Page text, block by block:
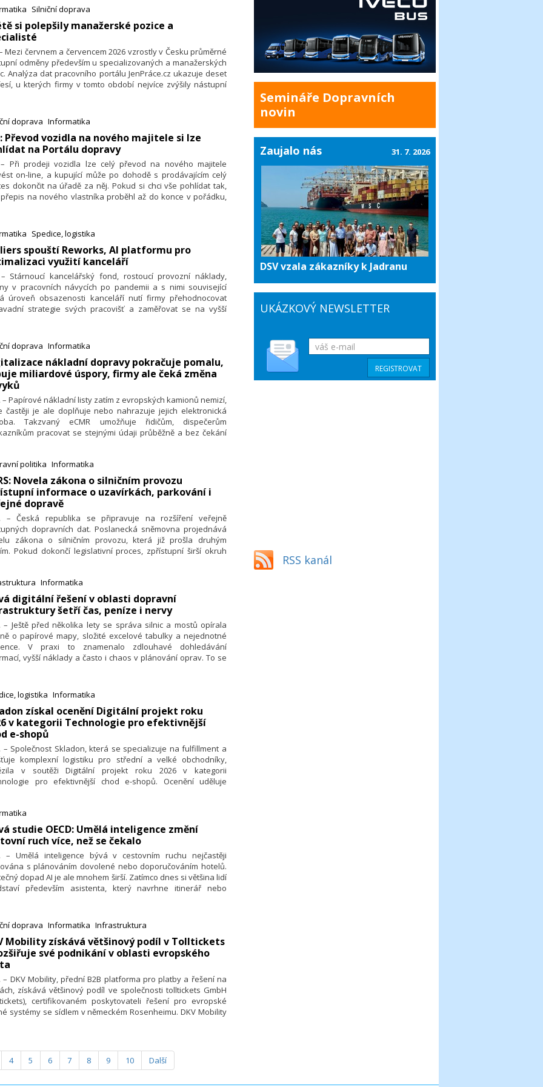
Silniční doprava
si polepšily manažerské pozice a
Mezi červnem a červencem 2026 vzrostly v Česku průměrné
odměny především u specializovaných a manažerských
Analýza dat pracovního portálu JenPráce.cz ukazuje deset
u kterých firmy v tomto období nejvíce zvýšily nástupní
si ale polepšili také zástupci vedoucích manažerů
v IT, zemědělství a autoopravárenství.
doprava Informatika
Převod vozidla na nového majitele si lze
na Portálu dopravy
– Při prodeji vozidla lze celý převod na nového majitele
on-line, a kupující může po dohodě s prodávajícím celý
dokončit na úřadě za něj. Pokud si chci vše pohlídat tak,
na nového vlastníka proběhl až do konce v pořádku,
a předejde tak tomu, že je i po prodeji auta stále ještě
v registru vozidel jako jeho provozovatel či vlastník.
na to Ministerstvo dopravy.
Spedice, logistika
spouští Reworks, AI platformu pro
využití kanceláří
Stárnoucí kancelářský fond, rostoucí provozní náklady,
v pracovních návycích po pandemii a s nimi související
úroveň obsazenosti kanceláří nutí firmy přehodnocovat
strategie svých pracovišť a zaměřovat se na vyšší
Colliers digitální platformu Reworks, která má firmám
využití kanceláří pomoci, a to výrazně rychleji a
než při využití tradičních postupů.
doprava Informatika
nákladní dopravy pokračuje pomalu,
miliardové úspory, firmy ale čeká změna
– Papírové nákladní listy zatím z evropských kamionů nemizí,
častěji je ale doplňuje nebo nahrazuje jejich elektronická
Takzvaný eCMR umožňuje řidičům, dispečerům
pracovat se stejnými údaji průběžně a bez čekání
politika Informatika
Novela zákona o silničním provozu
informace o uzavírkách, parkování i
dopravě
– Česká republika se připravuje na rozšíření veřejně
dopravních dat. Poslanecká sněmovna projednává
zákona o silničním provozu, která již prošla druhým
Pokud dokončí legislativní proces, zpřístupní širší okruh
dopravě.Informatika
digitální řešení v oblasti dopravní
šetří čas, peníze i nervy
– Ještě před několika lety se správa silnic a mostů opírala
o papírové mapy, složité excelové tabulky a nejednotné
V praxi to znamenalo zdlouhavé dohledávání
vyšší náklady a často i chaos v plánování oprav. To se
komunikací efektivně plánovat i řídit údržbu.
logistika Informatika
získal ocenění Digitální projekt roku
v kategorii Technologie pro efektivnější
e-shopů
– Společnost Skladon, která se specializuje na fulfillment a
komplexní logistiku pro střední a velké obchodníky,
v soutěži Digitální projekt roku 2026 v kategorii
pro efektivnější chod e-shopů. Ocenění uděluje
firem.
studie OECD: Umělá inteligence změní
ruch více, než se čekalo
– Umělá inteligence bývá v cestovním ruchu nejčastěji
s plánováním dovolené nebo doporučováním hotelů.
dopad AI je ale mnohem širší. Zatímco dnes si většina lidí
především asistenta, který navrhne itinerář nebo
Právě tímto směrem se podle nejnovější studie
Trends and Policies 2026 bude cestovní ruch v příštích
ubírat.
doprava Informatika Infrastruktura
Mobility získává většinový podíl v Tolltickets
své podnikání v oblasti evropského
– DKV Mobility, přední B2B platforma pro platby a řešení na
získává většinový podíl ve společnosti tolltickets GmbH
certifikovaném poskytovateli řešení pro evropské
systémy se sídlem v německém Rosenheimu. DKV Mobility
4 5 6 7 8 9 10 Další
Semináře Dopravních
novin
Zaujalo nás
DSV vzala zákazníky k Jadranu
31. 7. 2026
UKÁZKOVÝ NEWSLETTER
RSS kanál